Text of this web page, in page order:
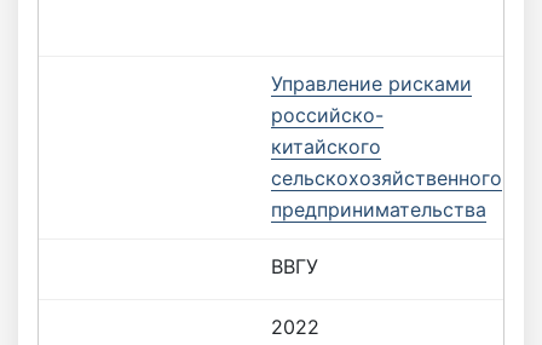
Управление рисками
российско-
китайского
сельскохозяйственного
предпринимательства
ВВГУ
2022